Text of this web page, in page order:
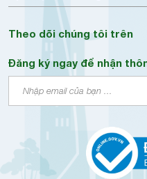
Theo dõi chúng tôi trên
Đăng ký ngay để nhận